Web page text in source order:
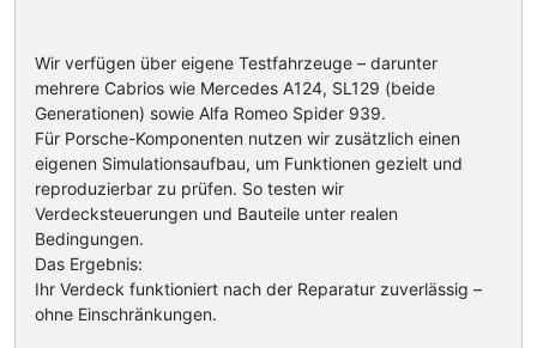
Wir verfügen über eigene Testfahrzeuge – darunter
mehrere Cabrios wie Mercedes A124, SL129 (beide
Generationen) sowie Alfa Romeo Spider 939.
Für Porsche-Komponenten nutzen wir zusätzlich einen
eigenen Simulationsaufbau, um Funktionen gezielt und
reproduzierbar zu prüfen. So testen wir
Verdecksteuerungen und Bauteile unter realen
Bedingungen.
Das Ergebnis:
Ihr Verdeck funktioniert nach der Reparatur zuverlässig –
ohne Einschränkungen.